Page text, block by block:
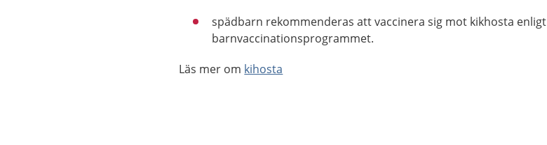
spädbarn rekommenderas att vaccinera sig mot kikhosta enligt
barnvaccinationsprogrammet.
Läs mer om kihosta